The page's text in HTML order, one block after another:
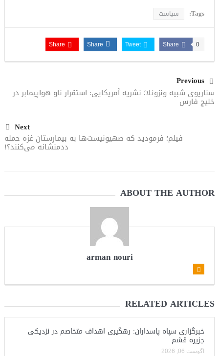
Tags: سیاست
Share 0
Tweet
Share
Share
Previous
سناریوی شبیه ونزوئلا؛ نشریه آمریکایی: استقرار ناو هواپیمابر در
خلیج فارس
Next
فیلم؛ فرمودید که صهیونیست‌ها به بیمارستان‌ غزه حمله‌
ددمنشانه می‌کنند؟!
ABOUT THE AUTHOR
arman nouri
RELATED ARTICLES
خبرگزاری سپاه پاسداران: رهگیری اهداف متخاصم در نزدیکی
جزیره قشم
آگوست 06, 2026